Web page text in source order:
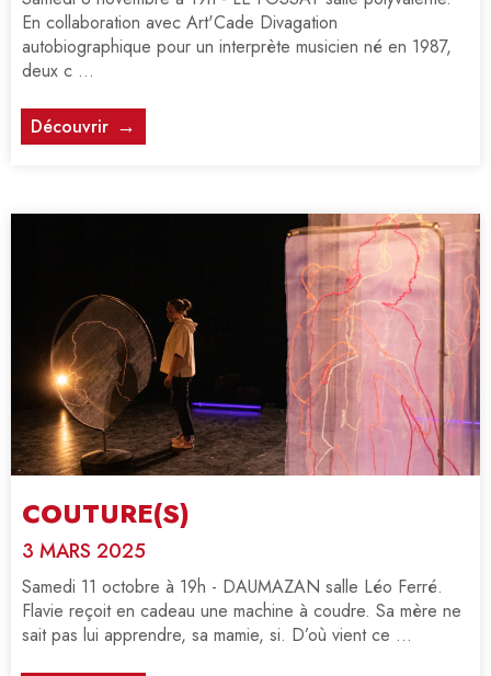
En collaboration avec Art'Cade Divagation
autobiographique pour un interprète musicien né en 1987,
deux c ...
Découvrir
COUTURE(S)
3 MARS 2025
Samedi 11 octobre à 19h - DAUMAZAN salle Léo Ferré.
Flavie reçoit en cadeau une machine à coudre. Sa mère ne
sait pas lui apprendre, sa mamie, si. D’où vient ce ...